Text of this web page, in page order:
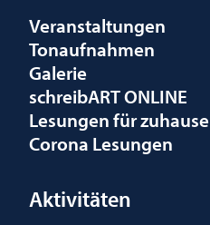
Veranstaltungen
Tonaufnahmen
Galerie
schreibART ONLINE
Lesungen für zuhause
Corona Lesungen
Aktivitäten